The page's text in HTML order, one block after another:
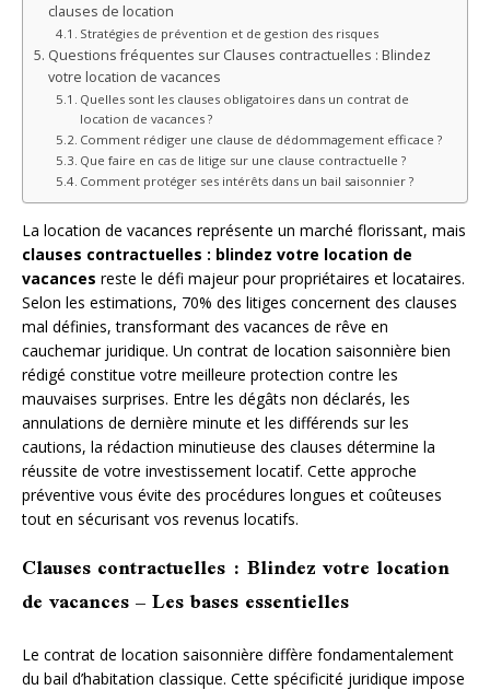
clauses de location
Stratégies de prévention et de gestion des risques
Questions fréquentes sur Clauses contractuelles : Blindez
votre location de vacances
Quelles sont les clauses obligatoires dans un contrat de
location de vacances ?
Comment rédiger une clause de dédommagement efficace ?
Que faire en cas de litige sur une clause contractuelle ?
Comment protéger ses intérêts dans un bail saisonnier ?
La location de vacances représente un marché florissant, mais
clauses contractuelles : blindez votre location de
vacances reste le défi majeur pour propriétaires et locataires.
Selon les estimations, 70% des litiges concernent des clauses
mal définies, transformant des vacances de rêve en
cauchemar juridique. Un contrat de location saisonnière bien
rédigé constitue votre meilleure protection contre les
mauvaises surprises. Entre les dégâts non déclarés, les
annulations de dernière minute et les différends sur les
cautions, la rédaction minutieuse des clauses détermine la
réussite de votre investissement locatif. Cette approche
préventive vous évite des procédures longues et coûteuses
tout en sécurisant vos revenus locatifs.
Clauses contractuelles : Blindez votre location
de vacances – Les bases essentielles
Le contrat de location saisonnière diffère fondamentalement
du bail d’habitation classique. Cette spécificité juridique impose